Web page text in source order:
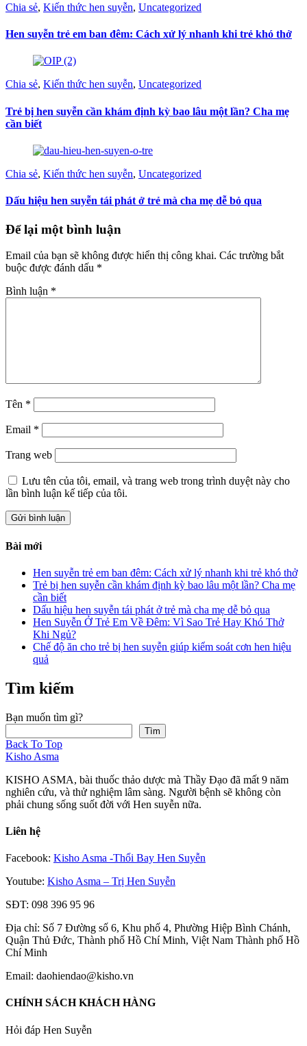
Chia sẻ, Kiến thức hen suyễn, Uncategorized
Hen suyễn trẻ em ban đêm: Cách xử lý nhanh khi trẻ khó thở
Chia sẻ, Kiến thức hen suyễn, Uncategorized
Trẻ bị hen suyễn cần khám định kỳ bao lâu một lần? Cha mẹ
cần biết
Chia sẻ, Kiến thức hen suyễn, Uncategorized
Dấu hiệu hen suyễn tái phát ở trẻ mà cha mẹ dễ bỏ qua
Để lại một bình luận
Email của bạn sẽ không được hiển thị công khai. Các trường bắt
buộc được đánh dấu *
Bình luận *
Tên *
Email *
Trang web
Lưu tên của tôi, email, và trang web trong trình duyệt này cho
lần bình luận kế tiếp của tôi.
Bài mới
Hen suyễn trẻ em ban đêm: Cách xử lý nhanh khi trẻ khó thở
Trẻ bị hen suyễn cần khám định kỳ bao lâu một lần? Cha mẹ
cần biết
Dấu hiệu hen suyễn tái phát ở trẻ mà cha mẹ dễ bỏ qua
Hen Suyễn Ở Trẻ Em Về Đêm: Vì Sao Trẻ Hay Khó Thở
Khi Ngủ?
Chế độ ăn cho trẻ bị hen suyễn giúp kiểm soát cơn hen hiệu
quả
Tìm kiếm
Bạn muốn tìm gì?
Tìm
Back To Top
Kisho Asma
KISHO ASMA, bài thuốc thảo dược mà Thầy Đạo đã mất 9 năm
nghiên cứu, và thử nghiệm lâm sàng. Người bệnh sẽ không còn
phải chung sống suốt đời với Hen suyễn nữa.
Liên hệ
Facebook: Kisho Asma -Thổi Bay Hen Suyễn
Youtube: Kisho Asma – Trị Hen Suyễn
SĐT: 098 396 95 96
Địa chỉ: Số 7 Đường số 6, Khu phố 4, Phường Hiệp Bình Chánh,
Quận Thủ Đức, Thành phố Hồ Chí Minh, Việt Nam Thành phố Hồ
Chí Minh
Email: daohiendao@kisho.vn
CHÍNH SÁCH KHÁCH HÀNG
Hỏi đáp Hen Suyễn